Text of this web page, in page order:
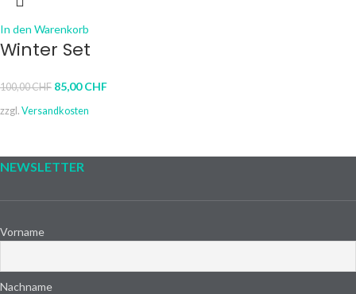
In den Warenkorb
Winter Set
100,00CHF 85,00CHF
zzgl. Versandkosten
NEWSLETTER
Vorname
Nachname